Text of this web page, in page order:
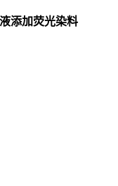
添加荧光染料